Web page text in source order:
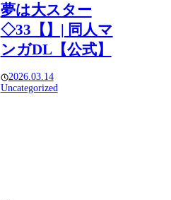
夢は大スター
◇33【】| 同人マ
ンガDL【公式】
2026.03.14
Uncategorized